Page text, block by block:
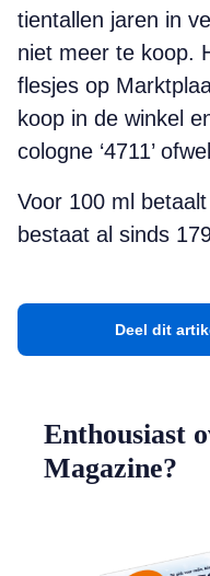
tientallen jaren in
niet meer te koop.
flesjes op
koop in de winkel
cologne ‘4711’
Voor 100 ml
bestaat al sinds
Deel dit
Enthousiast
Magazine?